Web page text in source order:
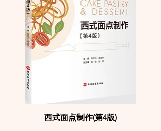
西式面点制作(第4版)